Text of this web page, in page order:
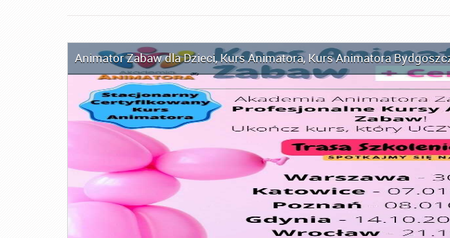
Animator Zabaw dla Dzieci,Kurs Animatora, Kurs Animatora